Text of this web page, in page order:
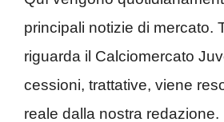
principali notizie di mercato.
riguarda il Calciomercato
cessioni, trattative, viene
reale dalla nostra redazione.